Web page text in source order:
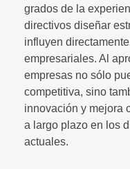
grados de la
directivos diseñar
influyen
empresariales. Al
empresas no sólo
competitiva, sino
innovación y mejora
a largo plazo en los
actuales.